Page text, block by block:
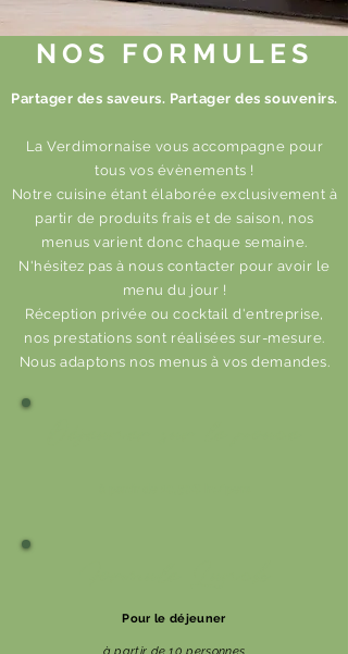
NOS FORMULES
Partager des saveurs. Partager des souvenirs.
La Verdimornaise vous accompagne pour
tous vos évènements !
Notre cuisine étant élaborée exclusivement à
partir de produits frais et de saison, nos
menus varient donc chaque semaine.
N'hésitez pas à nous contacter pour avoir le
menu du jour !
Réception privée ou cocktail d'entreprise,
nos prestations sont réalisées sur-mesure.
Nous adaptons nos menus à vos demandes.
Pour le déjeuner